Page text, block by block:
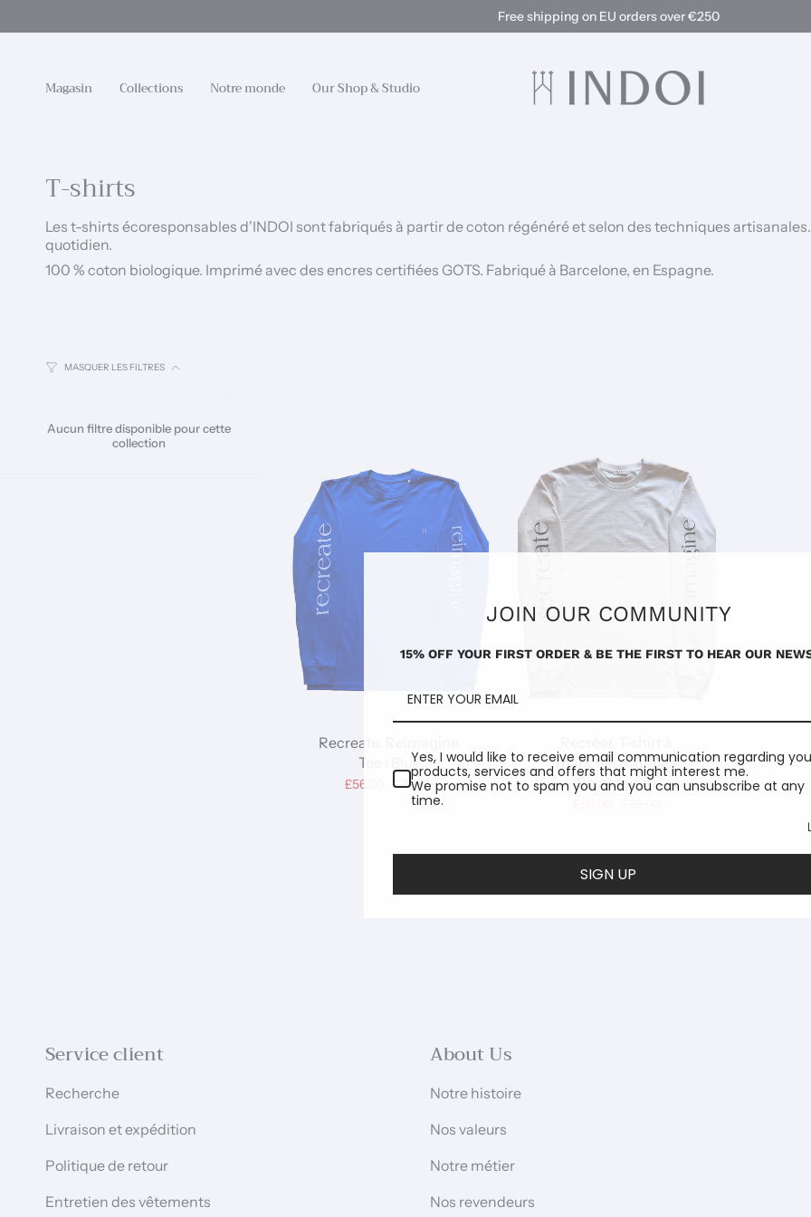
Free shipping on EU orders over €250
Magasin Collections Notre monde Our Shop & Studio
T-shirts
Les t-shirts écoresponsables d'INDOI sont fabriqués à partir de coton régénéré et selon des techniques
quotidien.
100 % coton biologique. Imprimé avec des encres certifiées GOTS. Fabriqué à Barcelone, en Espagne.
MASQUER LES FILTRES
Aucun filtre disponible pour cette
collection
Recreate. Reimagine
Tee I Blue
£56.00 £79.00
manches longues
Reimagine I
Service client
Recherche
Livraison et expédition
Politique de retour
Entretien des vêtements
About Us
Notre histoire
Nos valeurs
Notre métier
Nos revendeurs
JOIN OUR COMMUNITY
15% OFF YOUR FIRST ORDER & BE THE FIRST TO HEAR OUR
Yes, I would like to receive email communication regarding
products, services and offers that might interest me.
We promise not to spam you and you can unsubscribe at any
time.
SIGN UP